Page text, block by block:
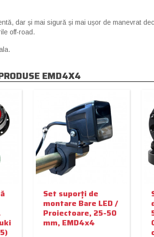
dar și mai sigură și mai ușor de manevrat
off-road.
EMD4X4
Set suporți de
montare Bare LED /
Proiectoare, 25-50
mm, EMD4x4